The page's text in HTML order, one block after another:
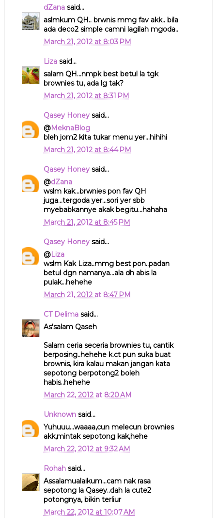
dZanasaid...
aslmkum QH.. brwnis mmg fav akk.. bila
ada deco2 simple camni lagilah mgoda..
March 21, 2012 at 8:03 PM
Lizasaid...
salam QH...nmpk best betul la tgk
brownies tu, ada lg tak?
March 21, 2012 at 8:31 PM
Qasey Honeysaid...
@MeknaBlog
bleh jom2 kita tukar menu yer...hihihi
March 21, 2012 at 8:44 PM
Qasey Honeysaid...
@dZana
wslm kak...brwnies pon fav QH
juga...tergoda yer...sori yer sbb
myebabkannye akak begitu...hahaha
March 21, 2012 at 8:45 PM
Qasey Honeysaid...
@Liza
wslm Kak Liza..mmg best pon..padan
betul dgn namanya...ala dh abis la
pulak...hehehe
March 21, 2012 at 8:47 PM
CT Delimasaid...
As'salam Qaseh
Salam ceria seceria brownies tu, cantik
berposing..hehehe k.ct pun suka buat
brownis, kira kalau makan jangan kata
sepotong berpotong2 boleh
habis..hehehe
March 22, 2012 at 8:20 AM
Unknownsaid...
Yuhuuu...waaaa,cun melecun brownies
akk,mintak sepotong kak,hehe
March 22, 2012 at 9:32 AM
Rohahsaid...
Assalamualaikum...cam nak rasa
sepotong la Qasey..dah la cute2
potongnya, bikin terliur
March 22, 2012 at 10:07 AM